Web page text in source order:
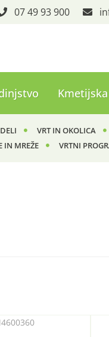
07 49 93 900
VRT IN OKOLICA
IN MREŽE VRTNI